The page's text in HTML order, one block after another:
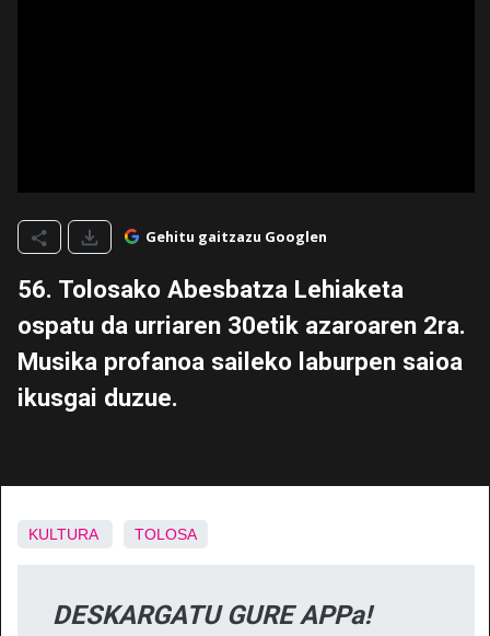
Gehitu gaitzazu Googlen
56. Tolosako Abesbatza Lehiaketa
ospatu da urriaren 30etik azaroaren 2ra.
Musika profanoa saileko laburpen saioa
ikusgai duzue.
KULTURA TOLOSA
DESKARGATU GURE APPa!